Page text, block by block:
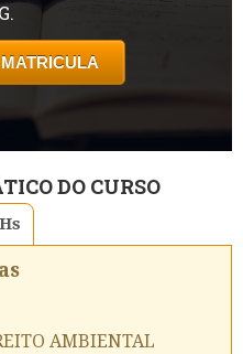
DO CURSO
Hs
AMBIENTAL